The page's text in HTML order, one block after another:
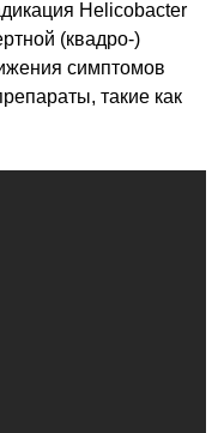
Helicobacter
(квадро-)
симптомов
такие как